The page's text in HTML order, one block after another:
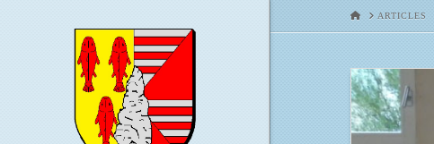
HOMEARTICLES